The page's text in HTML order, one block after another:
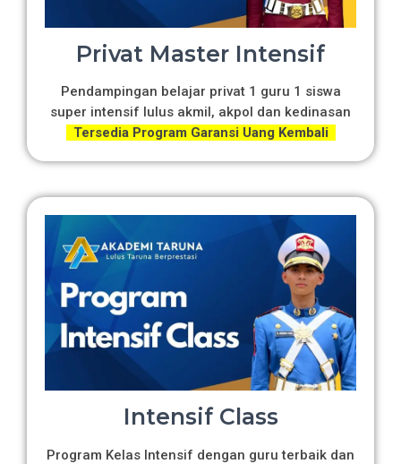
Privat Master Intensif
Pendampingan belajar privat 1 guru 1 siswa
super intensif lulus akmil, akpol dan kedinasan
Tersedia Program Garansi Uang Kembali
Intensif Class
Program Kelas Intensif dengan guru terbaik dan